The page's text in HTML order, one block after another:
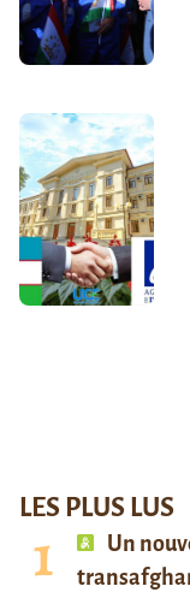
LES PLUS LUS
Un